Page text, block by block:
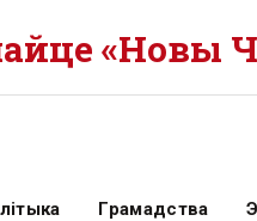
«Новы
Грамадства